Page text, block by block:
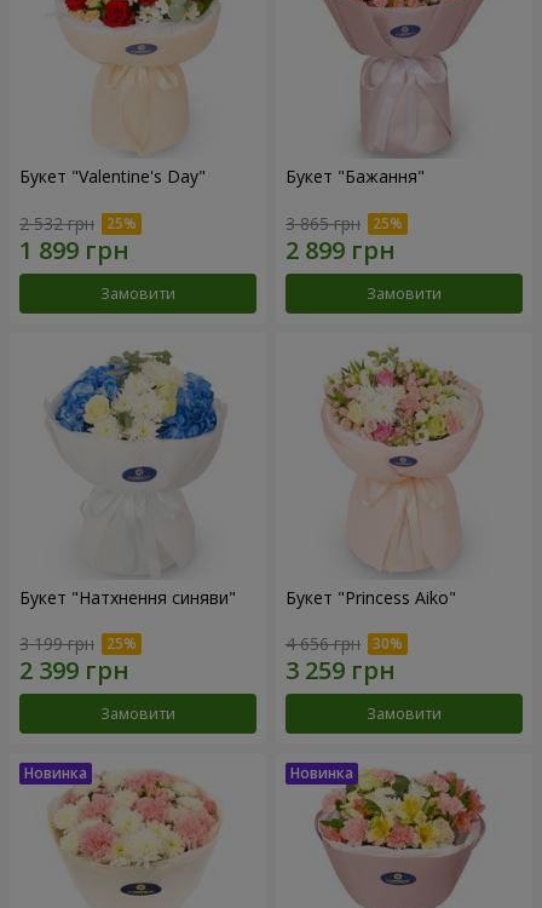
Букет "Valentine's Day"
2 532 грн
Замовити
Букет "Бажання"
3 865 грн
Замовити
Букет "Натхнення синяви"
3 199 грн
Замовити
Букет "Princess Aiko"
4 656 грн
Замовити